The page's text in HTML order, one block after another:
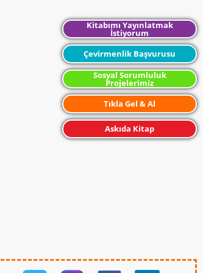
Kitabımı Yayınlatmak
İstiyorum
Çevirmenlik Başvurusu
Sosyal Sorumluluk
Projelerimiz
Tıkla Gel & Al
Askıda Kitap